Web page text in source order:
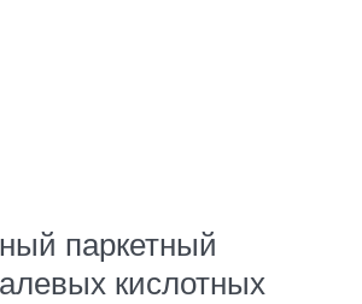
паркетный
кислотных